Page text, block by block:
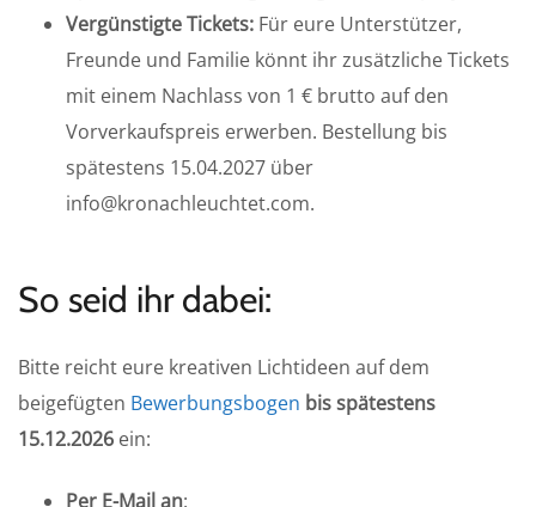
Vergünstigte Tickets: Für eure Unterstützer,
Freunde und Familie könnt ihr zusätzliche Tickets
mit einem Nachlass von 1 € brutto auf den
Vorverkaufspreis erwerben. Bestellung bis
spätestens 15.04.2027 über
info@kronachleuchtet.com.
So seid ihr dabei:
Bitte reicht eure kreativen Lichtideen auf dem
beigefügten Bewerbungsbogen bis spätestens
15.12.2026 ein:
Per E-Mail an: